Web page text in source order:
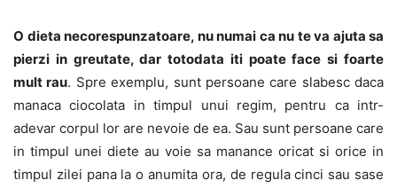
O dieta necorespunzatoare, nu numai ca nu te va ajuta sa
pierzi in greutate, dar totodata iti poate face si foarte
mult rau. Spre exemplu, sunt persoane care slabesc daca
manaca ciocolata in timpul unui regim, pentru ca intr-
adevar corpul lor are nevoie de ea. Sau sunt persoane care
in timpul unei diete au voie sa manance oricat si orice in
timpul zilei pana la o anumita ora, de regula cinci sau sase